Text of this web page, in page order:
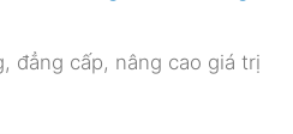
đẳng cấp, nâng cao giá trị